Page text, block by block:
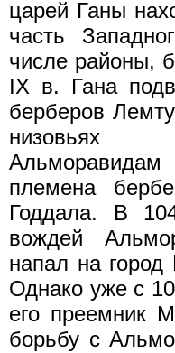
царей Ганы
часть
числе районы,
IX в. Гана
берберов
низовьях
Альморавидам
племена
Годдала. В
вождей
напал на город
Однако уже с
его преемник
борьбу с